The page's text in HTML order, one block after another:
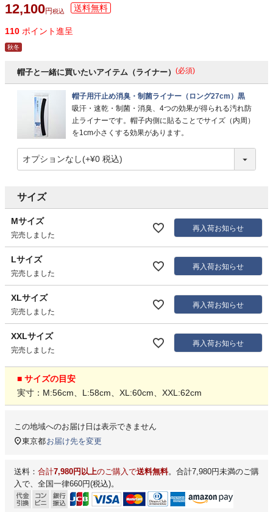
12,100 税込
110 ポイント進呈
秋冬
帽子と一緒に買いたいアイテム（ライナー） (必須)
帽子用汗止め消臭・制菌ライナー（ロング27cm）黒
吸汗・速乾・制菌・消臭、4つの効果が得られる汚れ防
止ライナーです。帽子内側に貼ることでサイズ（内周）
を1cm小さくする効果があります。
サイズ
Mサイズ
完売しました
再入荷お知らせ
Lサイズ
完売しました
再入荷お知らせ
XLサイズ
完売しました
再入荷お知らせ
XXLサイズ
完売しました
再入荷お知らせ
■ サイズの目安
実寸：M:56cm、L:58cm、XL:60cm、XXL:62cm
この地域へのお届け日は表示できません
東京都お届け先を変更
送料： 合計7,980円以上のご購入で送料無料。合計7,980円未満のご購
入で、全国一律660円(税込)。